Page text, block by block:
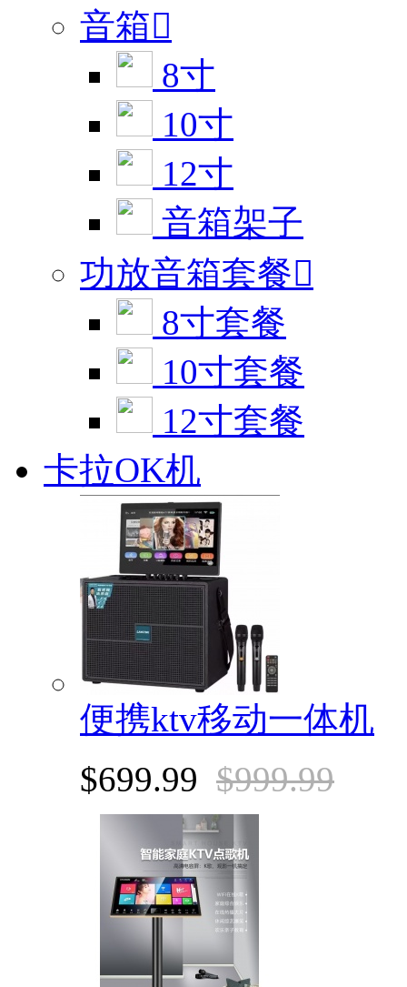
音箱
8寸
10寸
12寸
音箱架子
功放音箱套餐
8寸套餐
10寸套餐
12寸套餐
卡拉OK机
便携ktv移动一体机
$699.99 $999.99